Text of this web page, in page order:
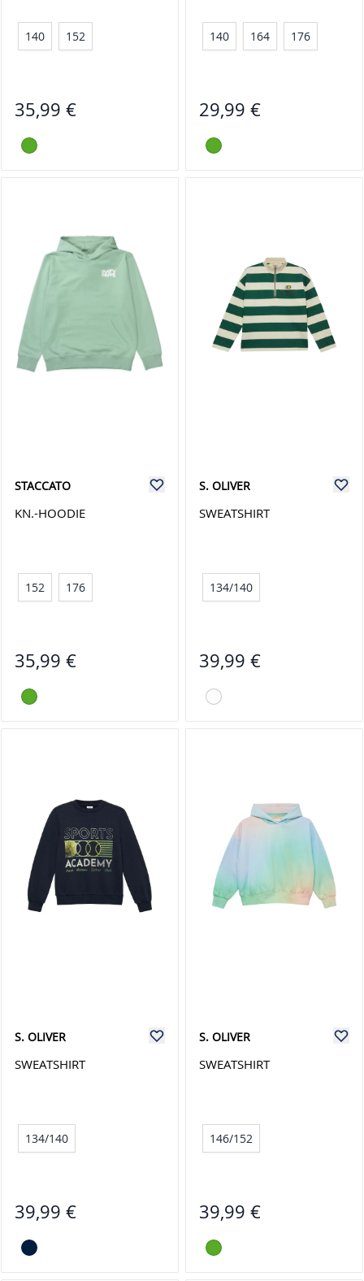
140 152
35,99 €
140 164 176
29,99 €
STACCATO
KN.-HOODIE
152 176
35,99 €
S. OLIVER
SWEATSHIRT
134/140
39,99 €
S. OLIVER
SWEATSHIRT
134/140
39,99 €
S. OLIVER
SWEATSHIRT
146/152
39,99 €